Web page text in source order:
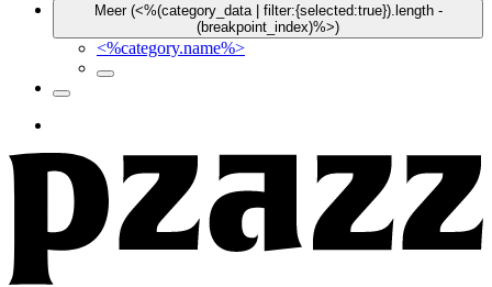
Meer (<%(category_data | filter:{selected:true}).length -
(breakpoint_index)%>)
<%category.name%>